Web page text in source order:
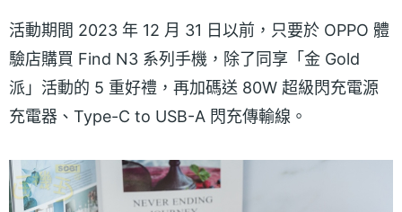
活動期間 2023 年 12 月 31 日以前，只要於 OPPO 體
驗店購買 Find N3 系列手機，除了同享「金 Gold
派」活動的 5 重好禮，再加碼送 80W 超級閃充電源
充電器、Type-C to USB-A 閃充傳輸線。